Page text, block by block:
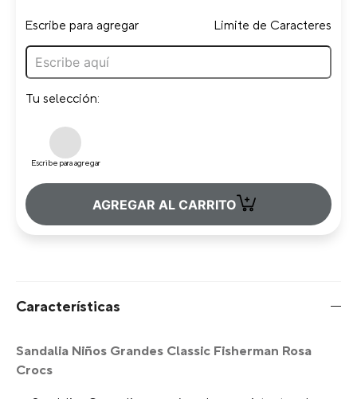
+
Sandalia Niños Grandes Classic Fisherman Rosa